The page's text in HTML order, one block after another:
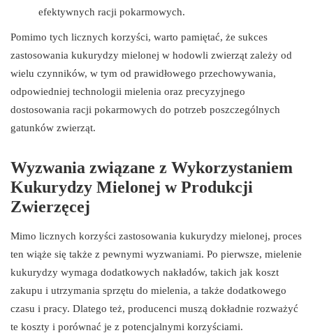
efektywnych racji pokarmowych.
Pomimo tych licznych korzyści, warto pamiętać, że sukces
zastosowania kukurydzy mielonej w hodowli zwierząt zależy od
wielu czynników, w tym od prawidłowego przechowywania,
odpowiedniej technologii mielenia oraz precyzyjnego
dostosowania racji pokarmowych do potrzeb poszczególnych
gatunków zwierząt.
Wyzwania związane z Wykorzystaniem
Kukurydzy Mielonej w Produkcji
Zwierzęcej
Mimo licznych korzyści zastosowania kukurydzy mielonej, proces
ten wiąże się także z pewnymi wyzwaniami. Po pierwsze, mielenie
kukurydzy wymaga dodatkowych nakładów, takich jak koszt
zakupu i utrzymania sprzętu do mielenia, a także dodatkowego
czasu i pracy. Dlatego też, producenci muszą dokładnie rozważyć
te koszty i porównać je z potencjalnymi korzyściami.